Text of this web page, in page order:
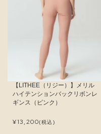
【LITHEE（リジー）】メリル
ハイテンションバックリボンレ
ギンス（ピンク）
¥13,200(税込)